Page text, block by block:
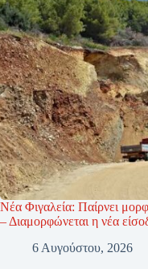
Νέα Φιγαλεία: Παίρνει
– Διαμορφώνεται η νέα
6 Αυγούστου, 2026